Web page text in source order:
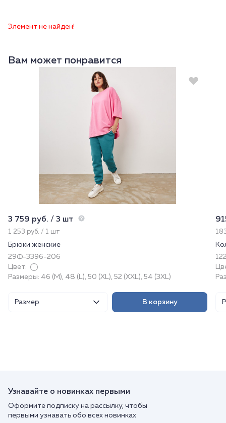
Элемент не найден!
Вам может понравится
3 759 руб. / 3 шт
1 253 руб. / 1 шт
Брюки женские
29Ф-3396-206
Цвет:
Размеры: 46 (M), 48 (L), 50 (XL), 52 (XXL), 54 (3XL)
Размер В корзину
Узнавайте о новинках первыми
Оформите подписку на рассылку, чтобы
первыми узнавать обо всех новинках